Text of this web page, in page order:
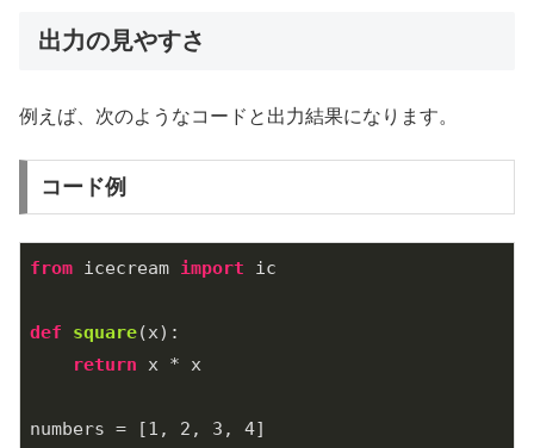
出力の見やすさ
例えば、次のようなコードと出力結果になります。
コード例
from icecream import ic
def square(x) :
return x * x
numbers = [1 , 2 , 3 , 4]